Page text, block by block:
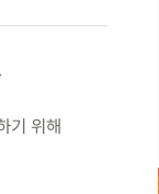
기 위해